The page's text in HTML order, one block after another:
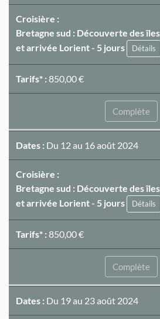
Croisière :
Bretagne sud : Découverte des
et arrivée Lorient - 5 jours
Détails
Tarifs* : 850,00 €
Complète
Dates : Du 12 au 16 août 2024
Croisière :
Bretagne sud : Découverte des
et arrivée Lorient - 5 jours
Détails
Tarifs* : 850,00 €
Complète
Dates : Du 19 au 23 août 2024